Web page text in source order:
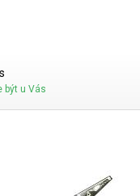
ve většině situací, kdy
být u Vás